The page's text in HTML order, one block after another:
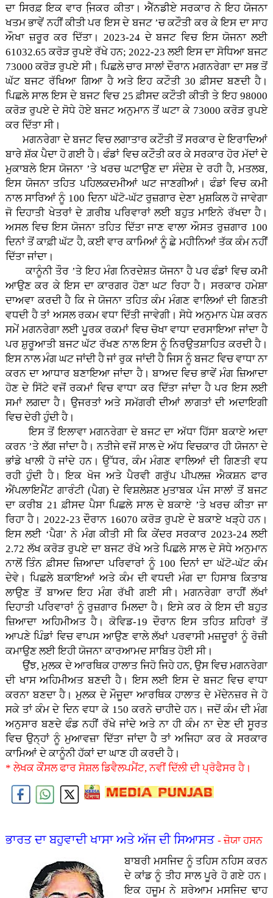
ਦਾ ਸਿਰਫ਼ ਇਕ ਵਾਰ ਜਿ਼ਕਰ ਕੀਤਾ। ਐੱਨਡੀਏ ਸਰਕਾਰ ਨੇ ਇਹ ਯੋਜਨਾ
ਖਤਮ ਭਾਵੇਂ ਨਹੀਂ ਕੀਤੀ ਪਰ ਇਸ ਦੇ ਬਜਟ ’ਚ ਕਟੌਤੀ ਕਰ ਕੇ ਇਸ ਦਾ ਸਾਹ
ਔਖਾ ਜ਼ਰੂਰ ਕਰ ਦਿੱਤਾ। 2023-24 ਦੇ ਬਜਟ ਵਿਚ ਇਸ ਯੋਜਨਾ ਲਈ
61032.65 ਕਰੋੜ ਰੁਪਏ ਰੱਖੇ ਹਨ; 2022-23 ਲਈ ਇਸ ਦਾ ਸੋਧਿਆ ਬਜਟ
73000 ਕਰੋੜ ਰੁਪਏ ਸੀ। ਪਿਛਲੇ ਚਾਰ ਸਾਲਾਂ ਦੌਰਾਨ ਮਗਨਰੇਗਾ ਦਾ ਸਭ ਤੋਂ
ਘੱਟ ਬਜਟ ਰੱਖਿਆ ਗਿਆ ਹੈ ਅਤੇ ਇਹ ਕਟੌਤੀ 30 ਫ਼ੀਸਦ ਬਣਦੀ ਹੈ।
ਪਿਛਲੇ ਸਾਲ ਇਸ ਦੇ ਬਜਟ ਵਿਚ 25 ਫ਼ੀਸਦ ਕਟੌਤੀ ਕੀਤੀ ਤੇ ਇਹ 98000
ਕਰੋੜ ਰੁਪਏ ਦੇ ਸੋਧੇ ਹੋਏ ਬਜਟ ਅਨੁਮਾਨ ਤੋਂ ਘਟਾ ਕੇ 73000 ਕਰੋੜ ਰੁਪਏ
ਕਰ ਦਿੱਤਾ ਸੀ।
ਮਗਨਰੇਗਾ ਦੇ ਬਜਟ ਵਿਚ ਲਗਾਤਾਰ ਕਟੌਤੀ ਤੋਂ ਸਰਕਾਰ ਦੇ ਇਰਾਦਿਆਂ
ਬਾਰੇ ਸ਼ੱਕ ਪੈਦਾ ਹੋ ਗਈ ਹੈ। ਫੰਡਾਂ ਵਿਚ ਕਟੌਤੀ ਕਰ ਕੇ ਸਰਕਾਰ ਹੋਰ ਮੱਦਾਂ ਦੇ
ਮੁਕਾਬਲੇ ਇਸ ਯੋਜਨਾ ’ਤੇ ਖਰਚ ਘਟਾਉਣ ਦਾ ਸੰਦੇਸ਼ ਦੇ ਰਹੀ ਹੈ, ਮਤਲਬ,
ਇਸ ਯੋਜਨਾ ਤਹਿਤ ਪਹਿਲਕਦਮੀਆਂ ਘਟ ਜਾਣਗੀਆਂ। ਫੰਡਾਂ ਵਿਚ ਕਮੀ
ਨਾਲ ਸਾਰਿਆਂ ਨੂੰ 100 ਦਿਨਾ ਘੱਟੋ-ਘੱਟ ਰੁਜ਼ਗਾਰ ਦੇਣਾ ਮੁਸ਼ਕਿਲ ਹੋ ਜਾਵੇਗਾ
ਜੋ ਦਿਹਾਤੀ ਖੇਤਰਾਂ ਦੇ ਗ਼ਰੀਬ ਪਰਿਵਾਰਾਂ ਲਈ ਬਹੁਤ ਮਾਇਨੇ ਰੱਖਦਾ ਹੈ।
ਅਸਲ ਵਿਚ ਇਸ ਯੋਜਨਾ ਤਹਿਤ ਦਿੱਤਾ ਜਾਣ ਵਾਲਾ ਔਸਤ ਰੁਜ਼ਗਾਰ 100
ਦਿਨਾਂ ਤੋਂ ਕਾਫ਼ੀ ਘੱਟ ਹੈ, ਕਈ ਵਾਰ ਕਾਮਿਆਂ ਨੂੰ ਛੇ ਮਹੀਨਿਆਂ ਤੱਕ ਕੰਮ ਨਹੀਂ
ਦਿੱਤਾ ਜਾਂਦਾ।
ਕਾਨੂੰਨੀ ਤੌਰ ’ਤੇ ਇਹ ਮੰਗ ਨਿਰਦੇਸ਼ਤ ਯੋਜਨਾ ਹੈ ਪਰ ਫੰਡਾਂ ਵਿਚ ਕਮੀ
ਆਉਣ ਕਰ ਕੇ ਇਸ ਦਾ ਕਾਰਗਰ ਹੋਣਾ ਘਟ ਰਿਹਾ ਹੈ। ਸਰਕਾਰ ਹਮੇਸ਼ਾ
ਦਾਅਵਾ ਕਰਦੀ ਹੈ ਕਿ ਜੇ ਯੋਜਨਾ ਤਹਿਤ ਕੰਮ ਮੰਗਣ ਵਾਲਿਆਂ ਦੀ ਗਿਣਤੀ
ਵਧਦੀ ਹੈ ਤਾਂ ਅਸਲ ਰਕਮ ਵਧਾ ਦਿੱਤੀ ਜਾਵੇਗੀ। ਸੋਧੇ ਅਨੁਮਾਨ ਪੇਸ਼ ਕਰਨ
ਸਮੇਂ ਮਗਨਰੇਗਾ ਲਈ ਪੂਰਕ ਰਕਮਾਂ ਵਿਚ ਚੋਖਾ ਵਾਧਾ ਦਰਸਾਇਆ ਜਾਂਦਾ ਹੈ
ਪਰ ਸ਼ੁਰੂਆਤੀ ਬਜਟ ਘੱਟ ਰੱਖਣ ਨਾਲ ਇਸ ਨੂੰ ਨਿਰਉਤਸ਼ਾਹਿਤ ਕਰਦੀ ਹੈ।
ਇਸ ਨਾਲ ਮੰਗ ਘਟ ਜਾਂਦੀ ਹੈ ਜਾਂ ਰੁਕ ਜਾਂਦੀ ਹੈ ਜਿਸ ਨੂੰ ਬਜਟ ਵਿਚ ਵਾਧਾ ਨਾ
ਕਰਨ ਦਾ ਆਧਾਰ ਬਣਾਇਆ ਜਾਂਦਾ ਹੈ। ਬਾਅਦ ਵਿਚ ਭਾਵੇਂ ਮੰਗ ਜ਼ਿਆਦਾ
ਹੋਣ ਦੇ ਸਿੱਟੇ ਵਜੋਂ ਰਕਮਾਂ ਵਿਚ ਵਾਧਾ ਕਰ ਦਿੱਤਾ ਜਾਂਦਾ ਹੈ ਪਰ ਇਸ ਲਈ
ਸਮਾਂ ਲਗਦਾ ਹੈ। ਉਜਰਤਾਂ ਅਤੇ ਸਮੱਗਰੀ ਦੀਆਂ ਲਾਗਤਾਂ ਦੀ ਅਦਾਇਗੀ
ਵਿਚ ਦੇਰੀ ਹੁੰਦੀ ਹੈ।
ਇਸ ਤੋਂ ਇਲਾਵਾ ਮਗਨਰੇਗਾ ਦੇ ਬਜਟ ਦਾ ਅੱਧਾ ਹਿੱਸਾ ਬਕਾਏ ਅਦਾ
ਕਰਨ ’ਤੇ ਲੱਗ ਜਾਂਦਾ ਹੈ। ਨਤੀਜੇ ਵਜੋਂ ਸਾਲ ਦੇ ਅੱਧ ਵਿਚਕਾਰ ਹੀ ਯੋਜਨਾ ਦੇ
ਭਾਂਡੇ ਖਾਲੀ ਹੋ ਜਾਂਦੇ ਹਨ। ਉੱਧਰ, ਕੰਮ ਮੰਗਣ ਵਾਲਿਆਂ ਦੀ ਗਿਣਤੀ ਵਧ
ਰਹੀ ਹੁੰਦੀ ਹੈ। ਇਕ ਖੋਜ ਅਤੇ ਪੈਰਵੀ ਗਰੁੱਪ ਪੀਪਲਜ਼ ਐਕਸ਼ਨ ਫਾਰ
ਐਂਪਲਾਇਮੈਂਟ ਗਾਰੰਟੀ (ਪੈਗ) ਦੇ ਵਿਸ਼ਲੇਸ਼ਣ ਮੁਤਾਬਕ ਪੰਜ ਸਾਲਾਂ ਤੋਂ ਬਜਟ
ਦਾ ਕਰੀਬ 21 ਫ਼ੀਸਦ ਪੈਸਾ ਪਿਛਲੇ ਸਾਲ ਦੇ ਬਕਾਏ ’ਤੇ ਖਰਚ ਕੀਤਾ ਜਾ
ਰਿਹਾ ਹੈ। 2022-23 ਦੌਰਾਨ 16070 ਕਰੋੜ ਰੁਪਏ ਦੇ ਬਕਾਏ ਖੜ੍ਹੇ ਹਨ।
ਇਸ ਲਈ ‘ਪੈਗ’ ਨੇ ਮੰਗ ਕੀਤੀ ਸੀ ਕਿ ਕੇਂਦਰ ਸਰਕਾਰ 2023-24 ਲਈ
2.72 ਲੱਖ ਕਰੋੜ ਰੁਪਏ ਦਾ ਬਜਟ ਰੱਖੇ ਅਤੇ ਪਿਛਲੇ ਸਾਲ ਦੇ ਸੋਧੇ ਅਨੁਮਾਨ
ਨਾਲੋਂ ਤਿੰਨ ਫ਼ੀਸਦ ਜ਼ਿਆਦਾ ਪਰਿਵਾਰਾਂ ਨੂੰ 100 ਦਿਨਾਂ ਦਾ ਘੱਟੋ-ਘੱਟ ਕੰਮ
ਦੇਵੇ। ਪਿਛਲੇ ਬਕਾਇਆਂ ਅਤੇ ਕੰਮ ਦੀ ਵਧਦੀ ਮੰਗ ਦਾ ਹਿਸਾਬ ਕਿਤਾਬ
ਲਾਉਣ ਤੋਂ ਬਾਅਦ ਇਹ ਮੰਗ ਰੱਖੀ ਗਈ ਸੀ। ਮਗਨਰੇਗਾ ਰਾਹੀਂ ਲੱਖਾਂ
ਦਿਹਾਤੀ ਪਰਿਵਾਰਾਂ ਨੂੰ ਰੁਜ਼ਗਾਰ ਮਿਲਦਾ ਹੈ। ਇਸੇ ਕਰ ਕੇ ਇਸ ਦੀ ਬਹੁਤ
ਜ਼ਿਆਦਾ ਅਹਿਮੀਅਤ ਹੈ। ਕੋਵਿਡ-19 ਦੌਰਾਨ ਇਸ ਤਹਿਤ ਸ਼ਹਿਰਾਂ ਤੋਂ
ਆਪਣੇ ਪਿੰਡਾਂ ਵਿਚ ਵਾਪਸ ਆਉਣ ਵਾਲੇ ਲੱਖਾਂ ਪਰਵਾਸੀ ਮਜ਼ਦੂਰਾਂ ਨੂੰ ਰੋਜ਼ੀ
ਕਮਾਉਣ ਲਈ ਇਹੀ ਯੋਜਨਾ ਕਾਰਆਮਦ ਸਾਬਿਤ ਹੋਈ ਸੀ।
ਉਂਝ, ਮੁਲਕ ਦੇ ਆਰਥਿਕ ਹਾਲਾਤ ਜਿਹੋ ਜਿਹੇ ਹਨ, ਉਸ ਵਿਚ ਮਗਨਰੇਗਾ
ਦੀ ਖਾਸ ਅਹਿਮੀਅਤ ਬਣਦੀ ਹੈ। ਇਸ ਲਈ ਇਸ ਦੇ ਬਜਟ ਵਿਚ ਵਾਧਾ
ਕਰਨਾ ਬਣਦਾ ਹੈ। ਮੁਲਕ ਦੇ ਮੌਜੂਦਾ ਆਰਥਿਕ ਹਾਲਾਤ ਦੇ ਮੱਦੇਨਜ਼ਰ ਜੇ ਹੋ
ਸਕੇ ਤਾਂ ਕੰਮ ਦੇ ਦਿਨ ਵਧਾ ਕੇ 150 ਕਰਨੇ ਚਾਹੀਦੇ ਹਨ। ਜਦੋਂ ਕੰਮ ਦੀ ਮੰਗ
ਅਨੁਸਾਰ ਬਣਦੇ ਫੰਡ ਨਹੀਂ ਰੱਖੇ ਜਾਂਦੇ ਅਤੇ ਨਾ ਹੀ ਕੰਮ ਨਾ ਦੇਣ ਦੀ ਸੂਰਤ
ਵਿਚ ਉਨ੍ਹਾਂ ਨੂੰ ਮੁਆਵਜ਼ਾ ਦਿੱਤਾ ਜਾਂਦਾ ਹੈ ਤਾਂ ਅਜਿਹਾ ਕਰ ਕੇ ਸਰਕਾਰ
ਕਾਮਿਆਂ ਦੇ ਕਾਨੂੰਨੀ ਹੱਕਾਂ ਦਾ ਘਾਣ ਹੀ ਕਰਦੀ ਹੈ।
* ਲੇਖਕ ਕੌਂਸਲ ਫਾਰ ਸੋਸ਼ਲ ਡਿਵੈਲਪਮੈਂਟ, ਨਵੀਂ ਦਿੱਲੀ ਦੀ ਪ੍ਰੋਫੈਸਰ ਹੈ।
ਭਾਰਤ ਦਾ ਬਹੁਵਾਦੀ ਖਾਸਾ ਅਤੇ ਅੱਜ ਦੀ ਸਿਆਸਤ - ਜ਼ੋਯਾ ਹਸਨ
ਬਾਬਰੀ ਮਸਜਿਦ ਨੂੰ ਤਹਿਸ ਨਹਿਸ ਕਰਨ
ਦੇ ਕਾਂਡ ਨੂੰ ਤੀਹ ਸਾਲ ਪੂਰੇ ਹੋ ਗਏ ਹਨ।
ਇਕ ਹਜੂਮ ਨੇ ਸ਼ਰੇਆਮ ਮਸਜਿਦ ਢਾਹ